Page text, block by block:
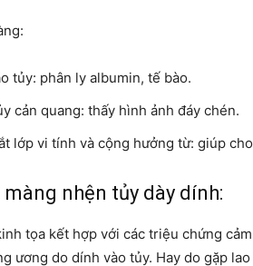
tủy: phân ly albumin, tế bào.
cản quang: thấy hình ảnh đáy chén.
lớp vi tính và cộng hưởng từ: giúp
màng nhện tủy dày dính:
tọa kết hợp với các triệu chứng
ương do dính vào tủy. Hay do gặp